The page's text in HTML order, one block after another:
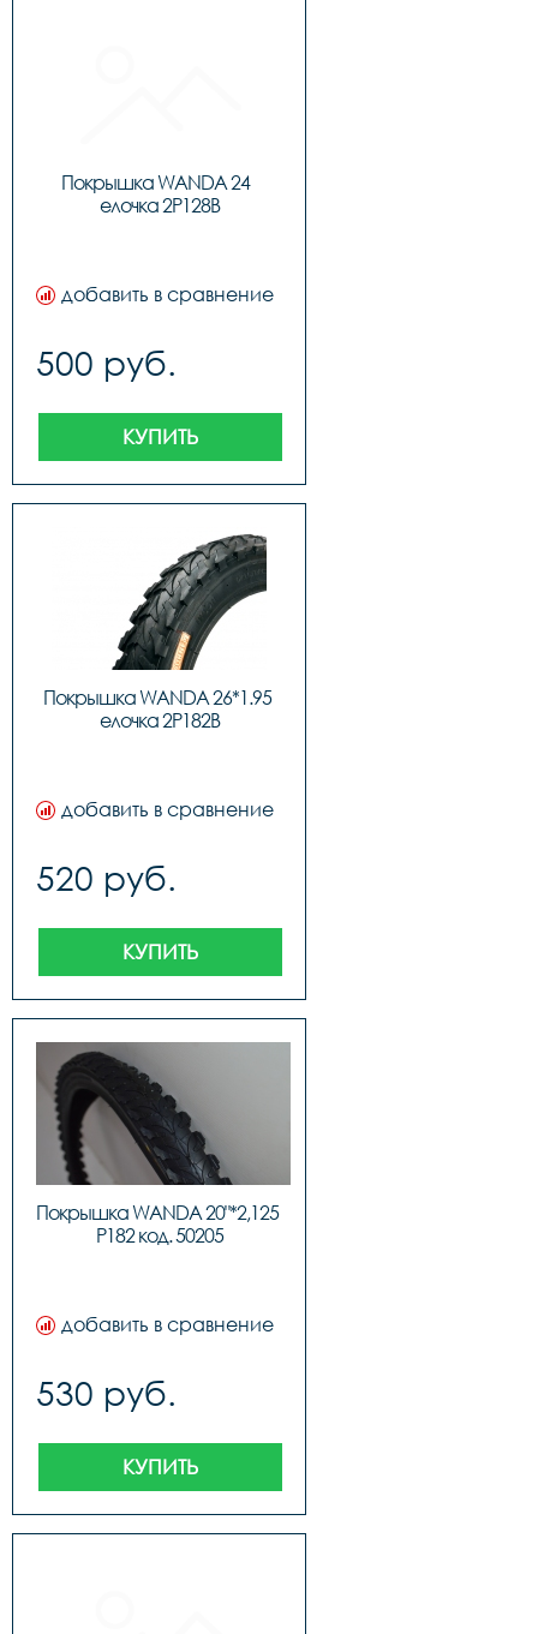
Покрышка WANDA 24
елочка 2P128B
добавить в сравнение
500 руб.
КУПИТЬ
Покрышка WANDA 26*1.95
елочка 2P182B
добавить в сравнение
520 руб.
КУПИТЬ
Покрышка WANDA 20"*2,125
P182 код. 50205
добавить в сравнение
530 руб.
КУПИТЬ